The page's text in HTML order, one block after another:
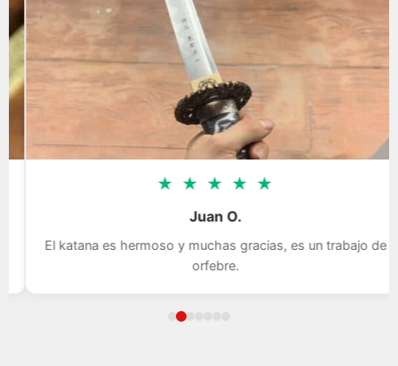
★ ★ ★ ★
Juan O.
El katana es hermoso y muchas gracias, es un trabajo de
orfebre.